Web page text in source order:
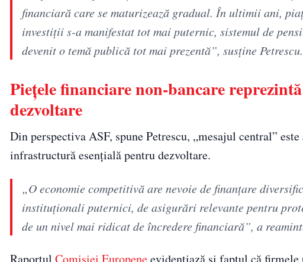
financiară care se maturizează gradual. În ultimii ani,
investiții s-a manifestat tot mai puternic, sistemul de
devenit o temă publică tot mai prezentă”, susține Petrescu.
Piețele financiare non-bancare
dezvoltare
Din perspectiva ASF, spune Petrescu, „mesajul central”
infrastructură esențială pentru dezvoltare.
„O economie competitivă are nevoie de finanțare
instituționali puternici, de asigurări relevante pentru
de un nivel mai ridicat de încredere financiară”, a